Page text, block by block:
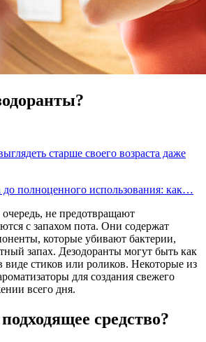
старше своего возраста даже
до полноценного использования: как…
не предотвращают
с запахом пота. Они содержат
которые убивают бактерии,
запах. Дезодоранты могут быть как
виде стиков или роликов. Некоторые из
для создания свежего
всего дня.
средство?